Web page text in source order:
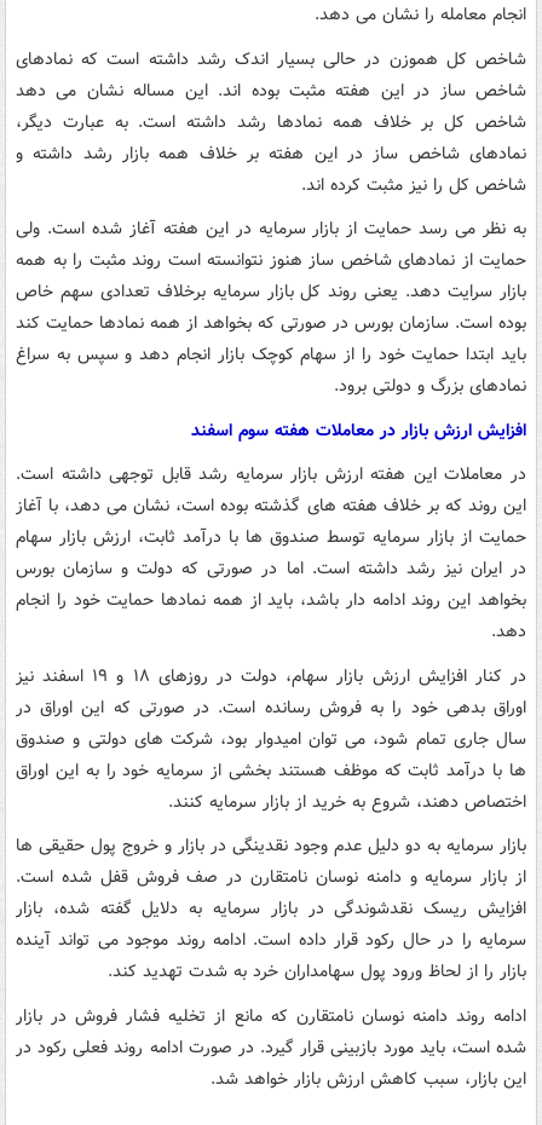
انجام معامله را نشان می دهد.
شاخص کل هموزن در حالی بسیار اندک رشد داشته است که نمادهای
شاخص ساز در این هفته مثبت بوده اند. این مساله نشان می دهد
شاخص کل بر خلاف همه نمادها رشد داشته است. به عبارت دیگر،
نمادهای شاخص ساز در این هفته بر خلاف همه بازار رشد داشته و
شاخص کل را نیز مثبت کرده اند.
به نظر می رسد حمایت از بازار سرمایه در این هفته آغاز شده است. ولی
حمایت از نمادهای شاخص ساز هنوز نتوانسته است روند مثبت را به همه
بازار سرایت دهد. یعنی روند کل بازار سرمایه برخلاف تعدادی سهم خاص
بوده است. سازمان بورس در صورتی که بخواهد از همه نمادها حمایت کند
باید ابتدا حمایت خود را از سهام کوچک بازار انجام دهد و سپس به سراغ
نمادهای بزرگ و دولتی برود.
افزایش ارزش بازار در معاملات هفته سوم اسفند
در معاملات این هفته ارزش بازار سرمایه رشد قابل توجهی داشته است.
این روند که بر خلاف هفته های گذشته بوده است، نشان می دهد، با آغاز
حمایت از بازار سرمایه توسط صندوق ها با درآمد ثابت، ارزش بازار سهام
در ایران نیز رشد داشته است. اما در صورتی که دولت و سازمان بورس
بخواهد این روند ادامه دار باشد، باید از همه نمادها حمایت خود را انجام
دهد.
در کنار افزایش ارزش بازار سهام، دولت در روزهای ۱۸ و ۱۹ اسفند نیز
اوراق بدهی خود را به فروش رسانده است. در صورتی که این اوراق در
سال جاری تمام شود، می توان امیدوار بود، شرکت های دولتی و صندوق
ها با درآمد ثابت که موظف هستند بخشی از سرمایه خود را به این اوراق
اختصاص دهند، شروع به خرید از بازار سرمایه کنند.
بازار سرمایه به دو دلیل عدم وجود نقدینگی در بازار و خروج پول حقیقی ها
از بازار سرمایه و دامنه نوسان نامتقارن در صف فروش قفل شده است.
افزایش ریسک نقدشوندگی در بازار سرمایه به دلایل گفته شده، بازار
سرمایه را در حال رکود قرار داده است. ادامه روند موجود می تواند آینده
بازار را از لحاظ ورود پول سهامداران خرد به شدت تهدید کند.
ادامه روند دامنه نوسان نامتقارن که مانع از تخلیه فشار فروش در بازار
شده است، باید مورد بازبینی قرار گیرد. در صورت ادامه روند فعلی رکود در
این بازار، سبب کاهش ارزش بازار خواهد شد.